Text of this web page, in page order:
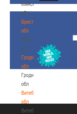
Минская
обл
Брестская
обл
Брестская
обл
Гродненская
обл
Гродненская
обл
Витебская
обл
Витебская